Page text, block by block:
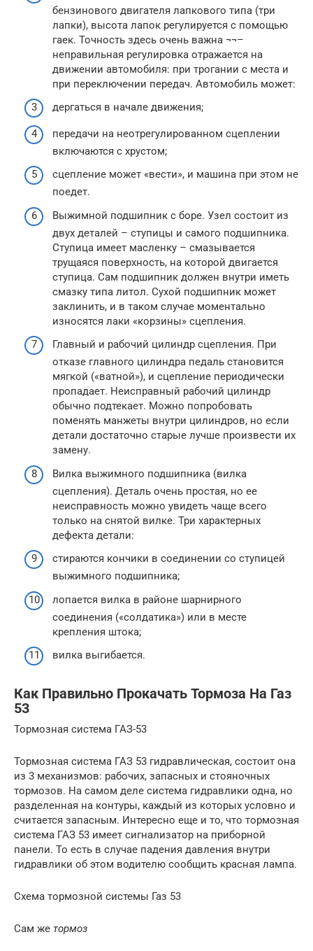
бензинового двигателя лапкового типа (три
лапки), высота лапок регулируется с помощью
гаек. Точность здесь очень важна ¬¬–
неправильная регулировка отражается на
движении автомобиля: при трогании с места и
при переключении передач. Автомобиль может:
дергаться в начале движения;
передачи на неотрегулированном сцеплении
включаются с хрустом;
сцепление может «вести», и машина при этом не
поедет.
Выжимной подшипник с боре. Узел состоит из
двух деталей – ступицы и самого подшипника.
Ступица имеет масленку – смазывается
трущаяся поверхность, на которой двигается
ступица. Сам подшипник должен внутри иметь
смазку типа литол. Сухой подшипник может
заклинить, и в таком случае моментально
износятся лаки «корзины» сцепления.
Главный и рабочий цилиндр сцепления. При
отказе главного цилиндра педаль становится
мягкой («ватной»), и сцепление периодически
пропадает. Неисправный рабочий цилиндр
обычно подтекает. Можно попробовать
поменять манжеты внутри цилиндров, но если
детали достаточно старые лучше произвести их
замену.
Вилка выжимного подшипника (вилка
сцепления). Деталь очень простая, но ее
неисправность можно увидеть чаще всего
только на снятой вилке. Три характерных
дефекта детали:
стираются кончики в соединении со ступицей
выжимного подшипника;
лопается вилка в районе шарнирного
соединения («солдатика») или в месте
крепления штока;
вилка выгибается.
Как Правильно Прокачать Тормоза На Газ
53
Тормозная система ГАЗ-53
Тормозная система ГАЗ 53 гидравлическая, состоит она
из 3 механизмов: рабочих, запасных и стояночных
тормозов. На самом деле система гидравлики одна, но
разделенная на контуры, каждый из которых условно и
считается запасным. Интересно еще и то, что тормозная
система ГАЗ 53 имеет сигнализатор на приборной
панели. То есть в случае падения давления внутри
гидравлики об этом водителю сообщить красная лампа.
Схема тормозной системы Газ 53
Сам же тормоз